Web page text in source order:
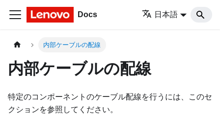
Docs 日本語
内部ケーブルの配線
内部ケーブルの配線
特定のコンポーネントのケーブル配線を行うには、このセ
クションを参照してください。